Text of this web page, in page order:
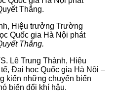
Hiệu trưởng Trường
Quốc gia Hà Nội phát
Thắng.
Lê Trung Thành, Hiệu
Đại học Quốc gia Hà Nội –
kiến những chuyển biến
biến đổi khí hậu.